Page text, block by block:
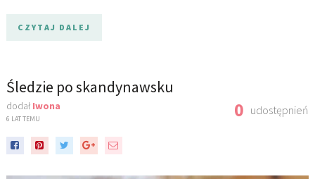
CZYTAJ DALEJ
Śledzie po skandynawsku
dodał Iwona
6 LAT TEMU 0 udostępnień